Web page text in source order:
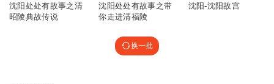
沈阳处处有故事之清
昭陵典故传说
沈阳处处有故事之带
你走进清福陵
沈阳-沈阳故宫
换一批